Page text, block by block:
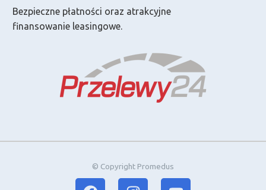
Bezpieczne płatności oraz atrakcyjne
finansowanie leasingowe.
© Copyright Promedus